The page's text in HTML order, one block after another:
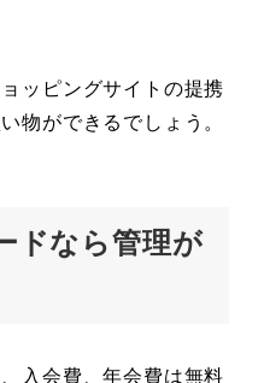
ッピングサイトの提携
物ができるでしょう。
ドなら管理が
入会費、年会費は無料